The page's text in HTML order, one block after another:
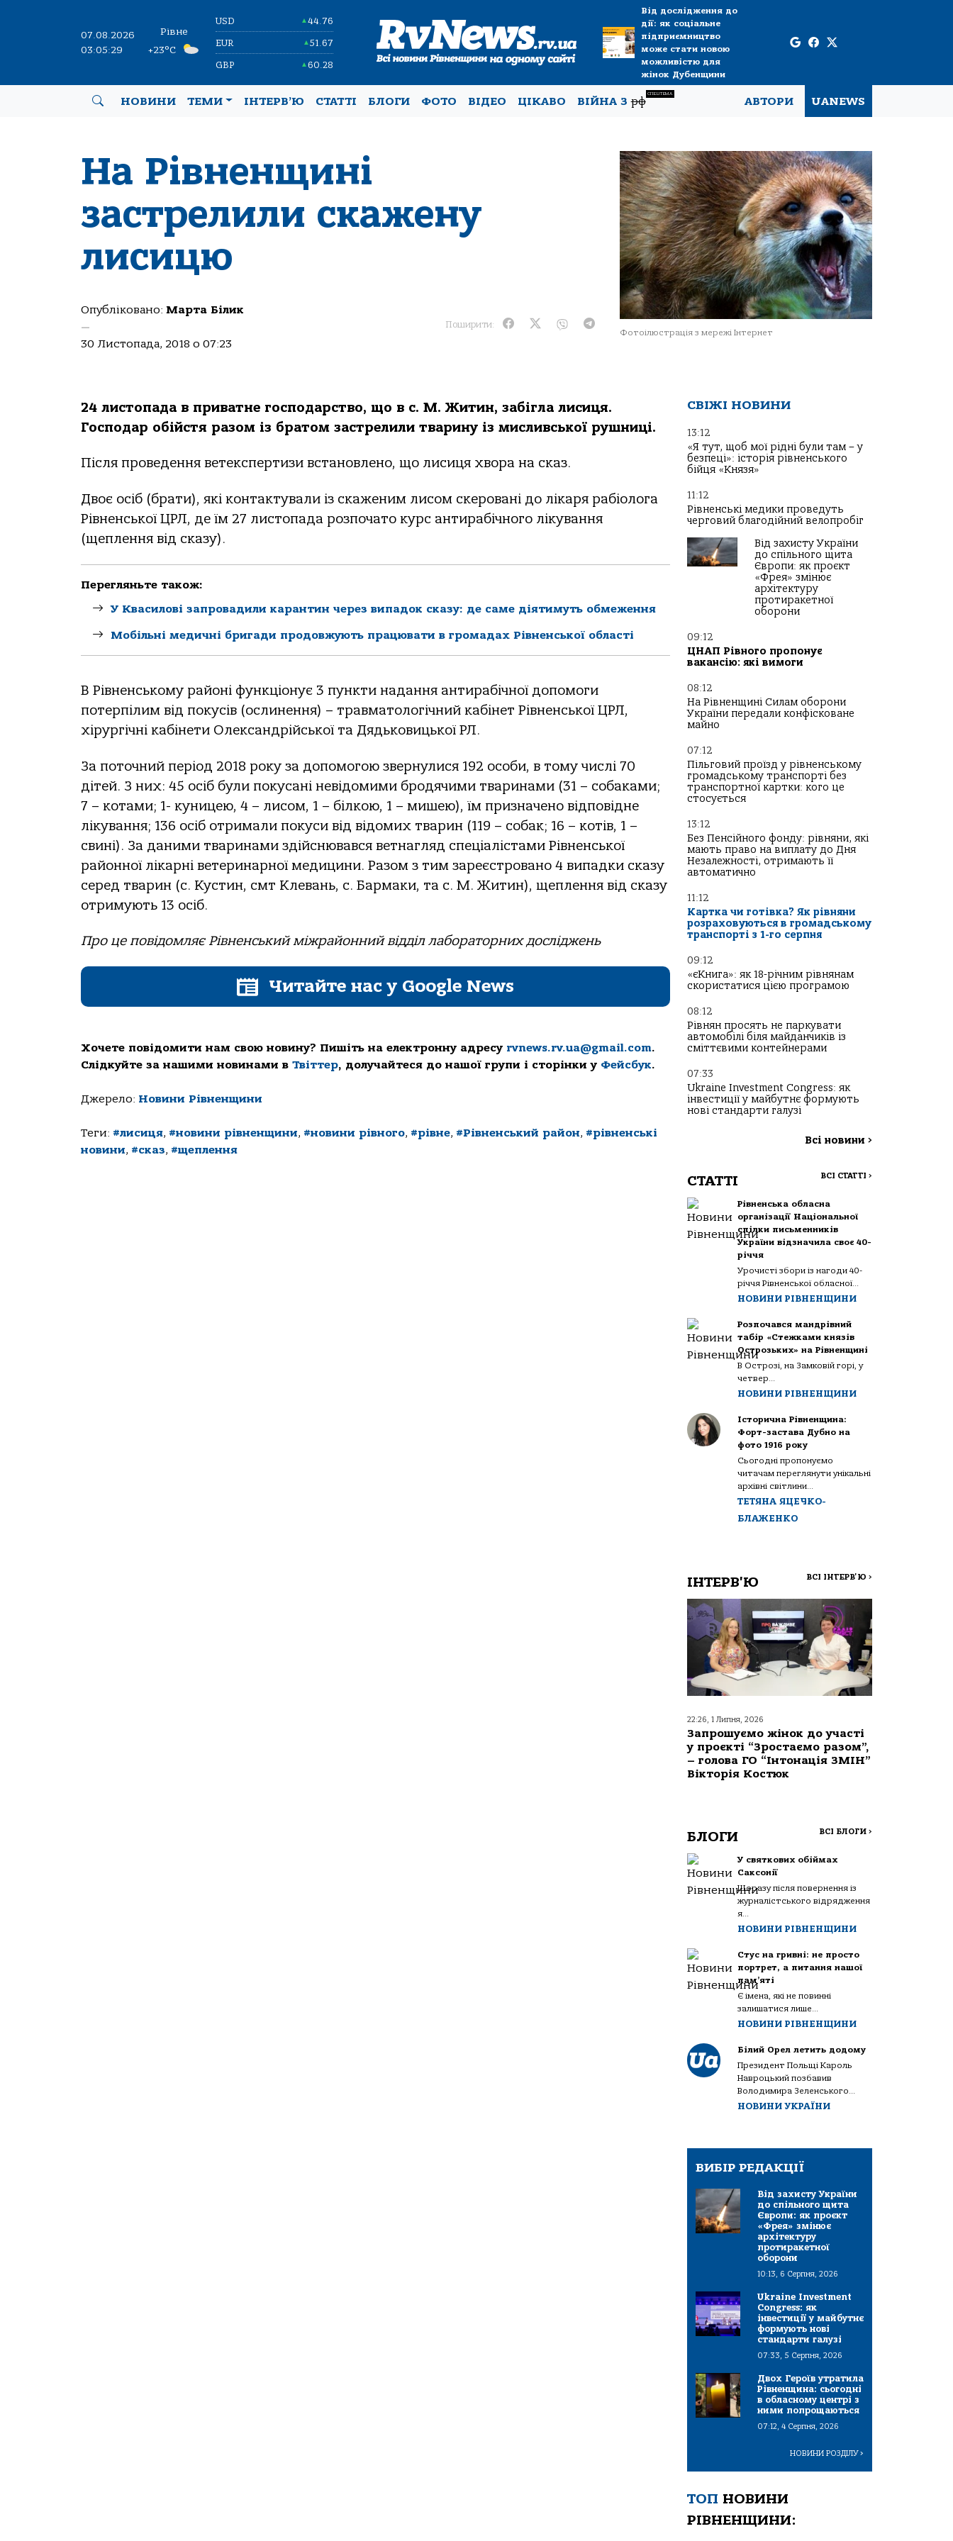
07.08.2026
03:05:29
Рівне
+23°C
USD ▲44.76
EUR ▲51.67
GBP ▲60.28
Від дослідження до
дії: як соціальне
підприємництво
може стати новою
можливістю для
жінок Дубенщини
НОВИНИ ТЕМИ ІНТЕРВ’Ю СТАТТІ БЛОГИ ФОТО ВІДЕО ЦІКАВО ВІЙНА Зрф
СПЕЦТЕМА
АВТОРИ UANEWS
На Рівненщині
застрелили скажену
лисицю
Опубліковано: Марта Білик
—
30 Листопада, 2018 о 07:23
Поширити:
Фотоілюстрація з мережі Інтернет
24 листопада в приватне господарство, що в с. М. Житин, забігла лисиця.
Господар обійстя разом із братом застрелили тварину із мисливської рушниці.
Після проведення ветекспертизи встановлено, що лисиця хвора на сказ.
Двоє осіб (брати), які контактували із скаженим лисом скеровані до лікаря рабіолога
Рівненської ЦРЛ, де їм 27 листопада розпочато курс антирабічного лікування
(щеплення від сказу).
Перегляньте також:
У Квасилові запровадили карантин через випадок сказу: де саме діятимуть обмеження
Мобільні медичні бригади продовжують працювати в громадах Рівненської області
В Рівненському районі функціонує 3 пункти надання антирабічної допомоги
потерпілим від покусів (ослинення) – травматологічний кабінет Рівненської ЦРЛ,
хірургічні кабінети Олександрійської та Дядьковицької РЛ.
За поточний період 2018 року за допомогою звернулися 192 особи, в тому числі 70
дітей. З них: 45 осіб були покусані невідомими бродячими тваринами (31 – собаками;
7 – котами; 1- куницею, 4 – лисом, 1 – білкою, 1 – мишею), їм призначено відповідне
лікування; 136 осіб отримали покуси від відомих тварин (119 – собак; 16 – котів, 1 –
свині). За даними тваринами здійснювався ветнагляд спеціалістами Рівненської
районної лікарні ветеринарної медицини. Разом з тим зареєстровано 4 випадки сказу
серед тварин (с. Кустин, смт Клевань, с. Бармаки, та с. М. Житин), щеплення від сказу
отримують 13 осіб.
Про це повідомляє Рівненський міжрайонний відділ лабораторних досліджень
Читайте нас у Google News
Хочете повідомити нам свою новину? Пишіть на електронну адресу rvnews.rv.ua@gmail.com.
Слідкуйте за нашими новинами в Твіттер, долучайтеся до нашої групи і сторінки у Фейсбук.
Джерело: Новини Рівненщини
Теги: #лисиця, #новини рівненщини, #новини рівного, #рівне, #Рівненський район, #рівненські
новини, #сказ, #щеплення
СВІЖІ НОВИНИ
13:12
«Я тут, щоб мої рідні були там – у
безпеці»: історія рівненського
бійця «Князя»
11:12
Рівненські медики проведуть
черговий благодійний велопробіг
Від захисту України
до спільного щита
Європи: як проєкт
«Фрея» змінює
архітектуру
протиракетної
оборони
09:12
ЦНАП Рівного пропонує
вакансію: які вимоги
08:12
На Рівненщині Силам оборони
України передали конфісковане
майно
07:12
Пільговий проїзд у рівненському
громадському транспорті без
транспортної картки: кого це
стосується
13:12
Без Пенсійного фонду: рівняни, які
мають право на виплату до Дня
Незалежності, отримають її
автоматично
11:12
Картка чи готівка? Як рівняни
розраховуються в громадському
транспорті з 1-го серпня
09:12
«єКнига»: як 18-річним рівнянам
скористатися цією програмою
08:12
Рівнян просять не паркувати
автомобілі біля майданчиків із
сміттєвими контейнерами
07:33
Ukraine Investment Congress: як
інвестиції у майбутнє формують
нові стандарти галузі
Всі новини >
СТАТТІ ВСІ СТАТТІ >
Рівненська обласна
організації Національної
спілки письменників
України відзначила своє 40-
річчя
Урочисті збори із нагоди 40-
річчя Рівненської обласної...
НОВИНИ РІВНЕНЩИНИ
Розпочався мандрівний
табір «Стежками князів
Острозьких» на Рівненщині
В Острозі, на Замковій горі, у
четвер...
НОВИНИ РІВНЕНЩИНИ
Історична Рівненщина:
Форт-застава Дубно на
фото 1916 року
Сьогодні пропонуємо
читачам переглянути унікальні
архівні світлини...
ТЕТЯНА ЯЦЕЧКО-
БЛАЖЕНКО
ІНТЕРВ'Ю ВСІ ІНТЕРВ'Ю >
22:26, 1 Липня, 2026
Запрошуємо жінок до участі
у проєкті “Зростаємо разом”,
– голова ГО “Інтонація ЗМІН”
Вікторія Костюк
БЛОГИ ВСІ БЛОГИ >
У святкових обіймах
Саксонії
Щоразу після повернення із
журналістського відрядження
я...
НОВИНИ РІВНЕНЩИНИ
Стус на гривні: не просто
портрет, а питання нашої
пам’яті
Є імена, які не повинні
залишатися лише...
НОВИНИ РІВНЕНЩИНИ
Білий Орел летить додому
Президент Польщі Кароль
Навроцький позбавив
Володимира Зеленського...
НОВИНИ УКРАЇНИ
ВИБІР РЕДАКЦІЇ
Від захисту України
до спільного щита
Європи: як проєкт
«Фрея» змінює
архітектуру
протиракетної
оборони
10:13, 6 Серпня, 2026
Ukraine Investment
Congress: як
інвестиції у майбутнє
формують нові
стандарти галузі
07:33, 5 Серпня, 2026
Двох Героїв утратила
Рівненщина: сьогодні
в обласному центрі з
ними попрощаються
07:12, 4 Серпня, 2026
НОВИНИ РОЗДІЛУ>
ТОП НОВИНИ
РІВНЕНЩИНИ: